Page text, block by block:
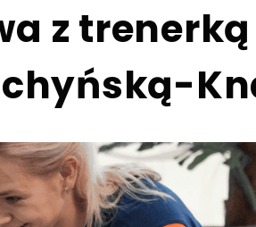
z trenerką